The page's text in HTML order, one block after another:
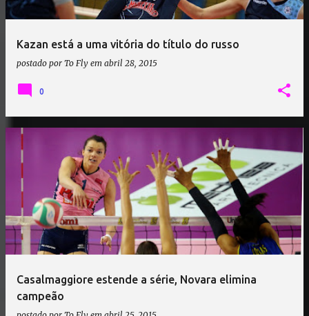
Kazan está a uma vitória do título do russo
postado por To Fly em abril 28, 2015
0
Casalmaggiore estende a série, Novara elimina
campeão